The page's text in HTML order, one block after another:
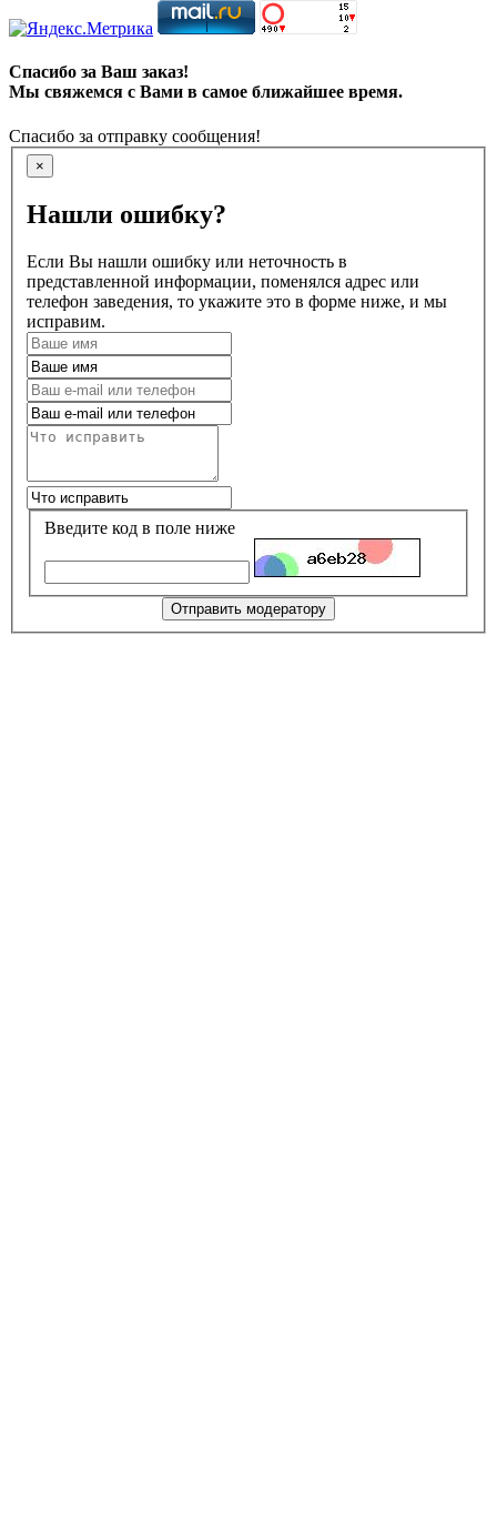
Спасибо за Ваш заказ!
Мы свяжемся с Вами в самое ближайшее время.
Спасибо за отправку сообщения!
×
Нашли ошибку?
Если Вы нашли ошибку или неточность в
представленной информации, поменялся адрес или
телефон заведения, то укажите это в форме ниже, и мы
исправим.
Введите код в поле ниже
Отправить модератору